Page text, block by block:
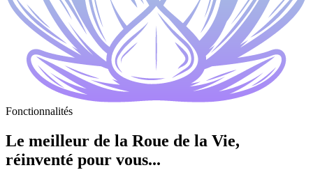
Fonctionnalités
Le meilleur de la Roue de la Vie,
réinventé pour vous...